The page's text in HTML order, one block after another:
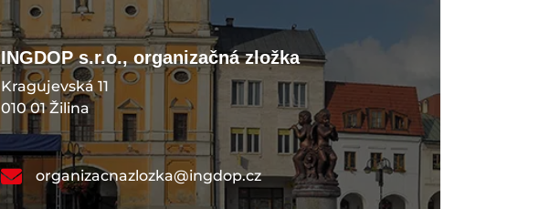
INGDOP s.r.o., organizačná zložka
Kragujevská 11
010 01 Žilina
organizacnazlozka@ingdop.cz